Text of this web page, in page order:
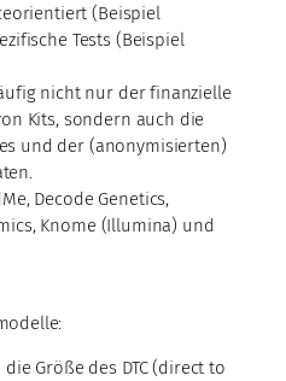
(Beispiel
Tests (Beispiel
nicht nur der finanzielle
Kits, sondern auch die
und der (anonymisierten)
Decode Genetics,
Knome (Illumina) und
Größe des DTC (direct to